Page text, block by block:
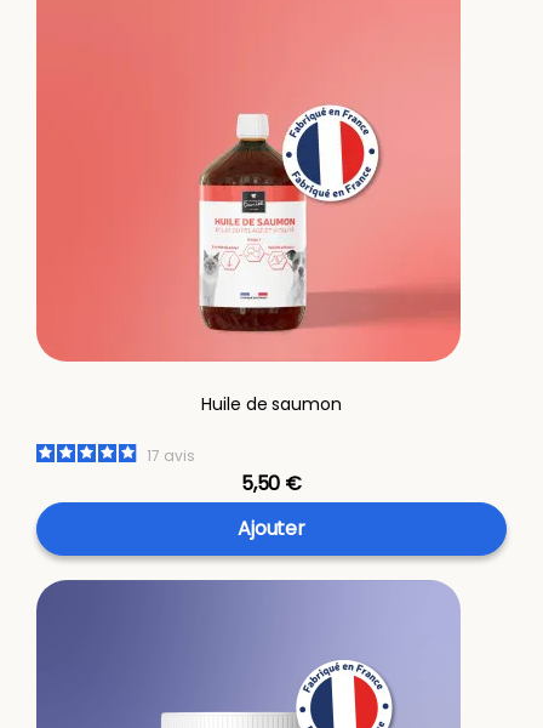
Huile de saumon
17 avis
5,50 €
Ajouter